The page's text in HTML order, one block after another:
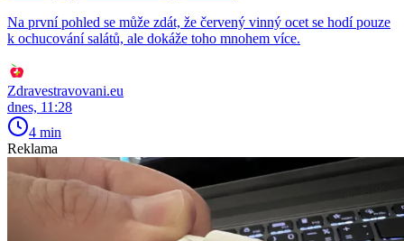
Na první pohled se může zdát, že červený vinný ocet se hodí pouze
k ochucování salátů, ale dokáže toho mnohem více.
Zdravestravovani.eu
dnes, 11:28
4 min
Reklama